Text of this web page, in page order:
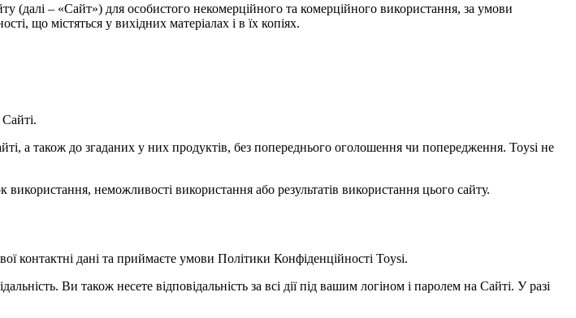
(далі – «Сайт») для особистого некомерційного та комерційного використання, за умови
що містяться у вихідних матеріалах і в їх копіях.
а також до згаданих у них продуктів, без попереднього оголошення чи попередження. Toysi не
неможливості використання або результатів використання цього сайту.
контактні дані та приймаєте умови Політики Конфіденційності Toysi.
Ви також несете відповідальність за всі дії під вашим логіном і паролем на Сайті. У разі